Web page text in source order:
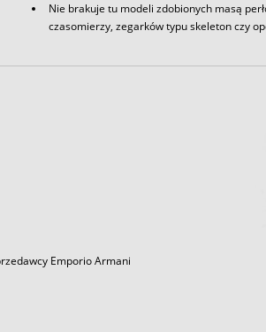
Nie brakuje tu modeli zdobionych masą
czasomierzy, zegarków typu skeleton czy
Emporio Armani